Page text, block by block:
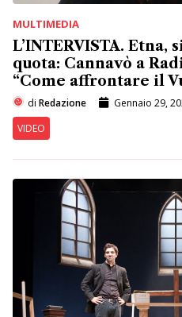
MULTIMEDIA
L’INTERVISTA. Etna,
quota: Cannavò a
“Come affrontare il
di Redazione
Gennaio 29,
VIDEO